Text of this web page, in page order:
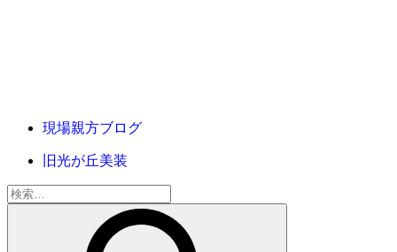
現場親方ブログ
旧光が丘美装
検
索: